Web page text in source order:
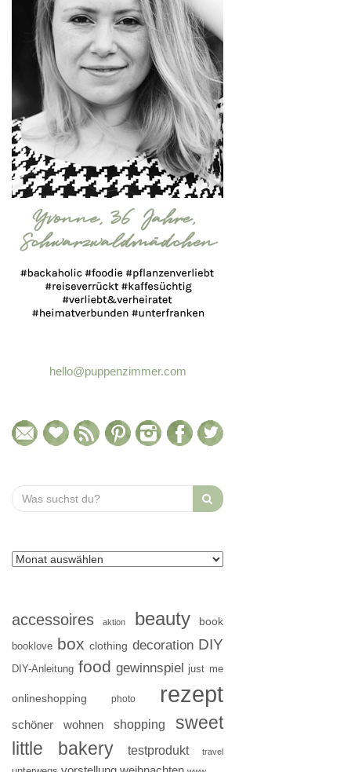
hello@puppenzimmer.com
Search
for:
accessoires aktion beauty book
booklove box clothing decoration DIY
DIY-Anleitung food gewinnspiel just me
onlineshopping photo rezept
schöner wohnen shopping
sweet
little bakery
testprodukt travel